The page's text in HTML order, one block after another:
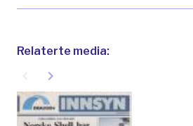
Relaterte media:
navigate_next